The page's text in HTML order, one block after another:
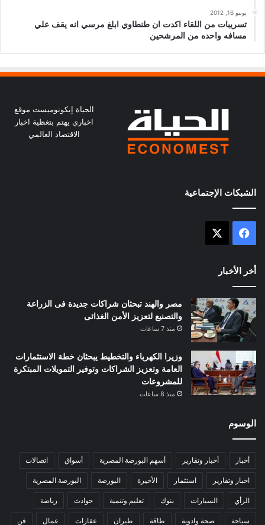
يونيو 16, 2012
تسريبات من اللقاء اكدت ان طنطاوي ابلغ مرسي انه يقف علي
مسافه واحده من المرشحين
الحياة إيكونوميست موقع
اخباري يهتم بتغظية اخبار
الاقتصاد العالمي
الشبكات الإجتماعية
فيسبوك
أخر الأخبار
مصر والهند تبحثان شراكات جديدة فى الزراعة
والتصنيع لتعزيز الأمن الغذائى
منذ 7 ساعات
وزيرا الكهرباء والتخطيط يبحثان خطة الاستثمارات
العامة وتعزيز الشراكات وتوفير التمويلات المبتكرة
للمشروعات
منذ 8 ساعات
الوسوم
أخبار أخبار وتقارير أسهم البورصة المصرية أسواق اتصالات
اخبار وتقارير استثمار الأخيرة البورصة البورصة المصرية
الرأي السيارات بنوك تعليم وتنمية حوادث رياضة
سياحة صحة وادوية طاقة طيران عقارات عمال فن